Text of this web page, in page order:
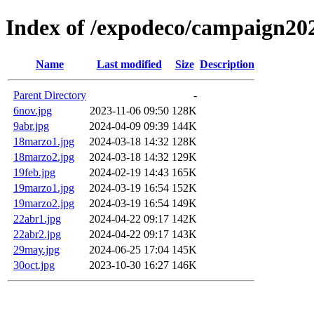
Index of /expodeco/
Name Last modified Size Description
Parent Directory
-
6nov.jpg
2023-11-06 09:50 128K
9abr.jpg
2024-04-09 09:39 144K
18marzo1.jpg
2024-03-18 14:32 128K
18marzo2.jpg
2024-03-18 14:32 129K
19feb.jpg
2024-02-19 14:43 165K
19marzo1.jpg
2024-03-19 16:54 152K
19marzo2.jpg
2024-03-19 16:54 149K
22abr1.jpg
2024-04-22 09:17 142K
22abr2.jpg
2024-04-22 09:17 143K
29may.jpg
2024-06-25 17:04 145K
30oct.jpg
2023-10-30 16:27 146K